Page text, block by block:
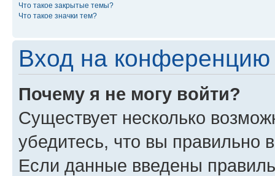
Что такое закрытые темы?
Что такое значки тем?
Вход на конференцию
Почему я не могу войти?
Существует несколько
убедитесь, что вы правильно
Если данные введены